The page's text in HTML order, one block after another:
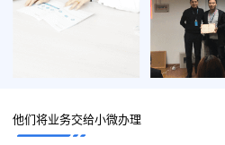
他们将业务交给小微办理